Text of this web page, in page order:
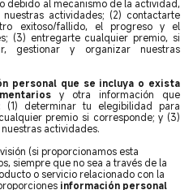
debido al mecanismo de la actividad,
actividades; (2) contactarte
exitoso/fallido, el progreso y el
(3) entregarte cualquier premio, si
gestionar y organizar nuestras
personal que se incluya o exista
y otra información que
(1) determinar tu elegibilidad para
premio si corresponde; y (3)
actividades.
(si proporcionamos esta
siempre que no sea a través de la
o servicio relacionado con la
información personal